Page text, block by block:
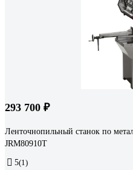
293 700 ₽
Ленточнопильный станок по
JRM80910T
5(1)